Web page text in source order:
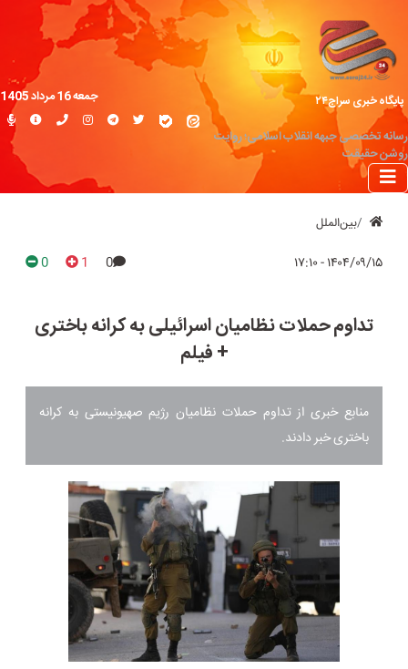
پایگاه خبری سراج۲۴
رسانه تخصصی جبهه انقلاب اسلامی؛ روایت
روشن حقیقت
جمعه 16 مرداد 1405
بین‌الملل
۱۴۰۴/۰۹/۱۵ - ۱۷:۱۰ 0
1
0
تداوم حملات نظامیان اسرائیلی به کرانه باختری
+ فیلم
منابع خبری از تداوم حملات نظامیان رژیم صهیونیستی به کرانه
باختری خبر دادند.